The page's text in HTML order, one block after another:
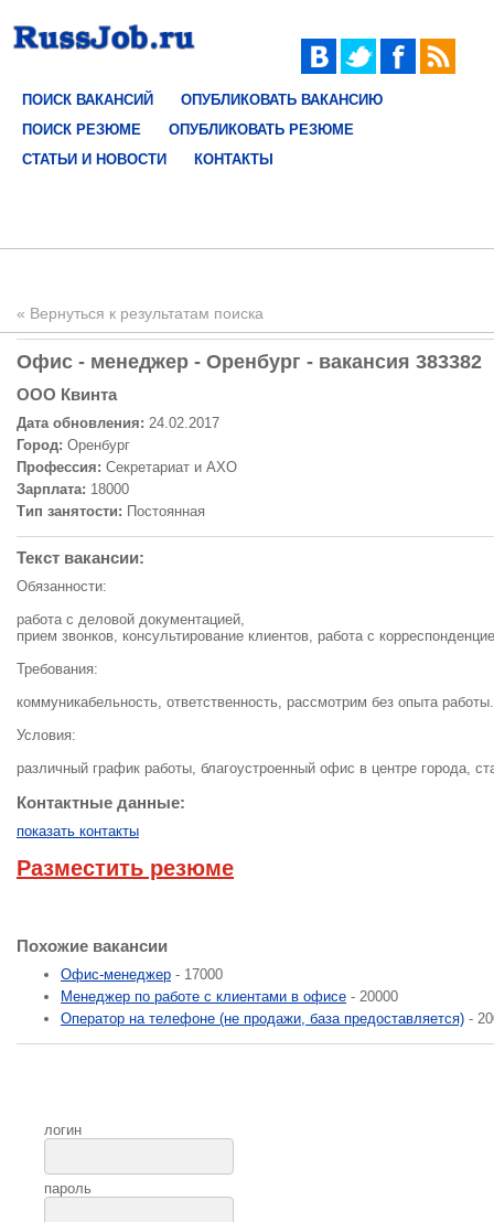
ПОИСК ВАКАНСИЙ
ОПУБЛИКОВАТЬ ВАКАНСИЮ
ПОИСК РЕЗЮМЕ
ОПУБЛИКОВАТЬ РЕЗЮМЕ
СТАТЬИ И НОВОСТИ
КОНТАКТЫ
« Вернуться к результатам поиска
Офис - менеджер - Оренбург - вакансия 383382
OOO Квинта
Дата обновления: 24.02.2017
Город: Оренбург
Профессия: Секретариат и АХО
Зарплата: 18000
Тип занятости: Постоянная
Текст вакансии:
Обязанности:
работа с деловой документацией,
прием звонков, консультирование клиентов, работа с
Требования:
коммуникабельность, ответственность, рассмотрим без опыта работы.
Условия:
различный график работы, благоустроенный офис в центре города,
Контактные данные:
показать контакты
Разместить резюме
Похожие вакансии
Офис-менеджер - 17000
Менеджер по работе с клиентами в офисе - 20000
Оператор на телефоне (не продажи, база предоставляется) -
логин
пароль